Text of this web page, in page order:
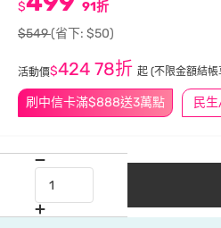
刷中信卡滿$888送3萬點
$
91折
$549(省下: $50)
活動價$424 78折 起 (不限金額結